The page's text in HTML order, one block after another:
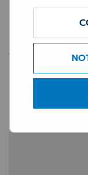
Digital
700 cd/
24/7
Samsung